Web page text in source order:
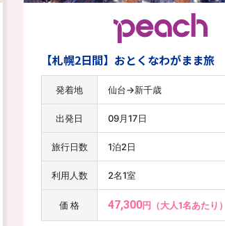
【札幌3日間】おとくなわがまま旅
発着地 山形→新千歳
出発日
旅行日数 2泊3日
利用人数 3名1室
価 格 48,700円（大人1名あたり）